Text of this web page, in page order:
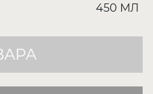
450 МЛ